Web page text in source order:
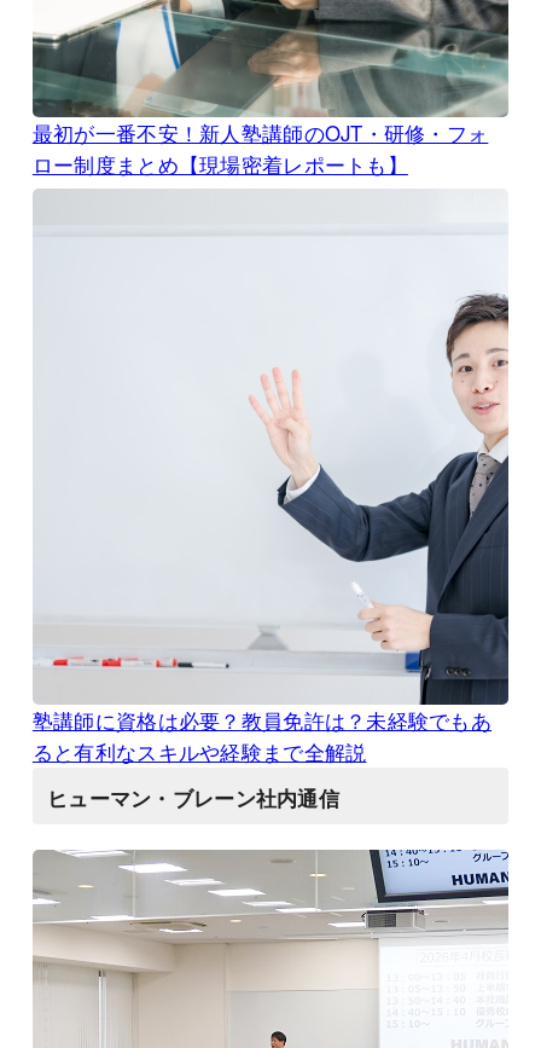
最初が一番不安！新人塾講師のOJT・研修・フォ
ロー制度まとめ【現場密着レポートも】
塾講師に資格は必要？教員免許は？未経験でもあ
ると有利なスキルや経験まで全解説
ヒューマン・ブレーン社内通信